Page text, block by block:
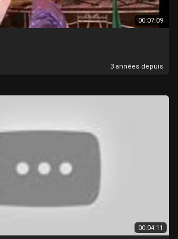
00:07:09
3 années depuis
00:04:11